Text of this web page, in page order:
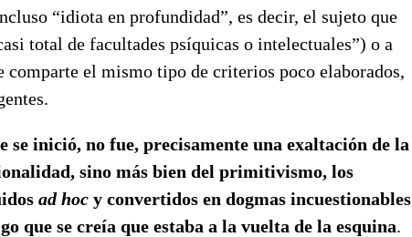
“idiota en profundidad”, es decir, el sujeto que
total de facultades psíquicas o intelectuales”) o a
comparte el mismo tipo de criterios poco elaborados,
se inició, no fue, precisamente una exaltación de la
sino más bien del primitivismo, los
ad hoc y convertidos en dogmas incuestionables
que se creía que estaba a la vuelta de la esquina.